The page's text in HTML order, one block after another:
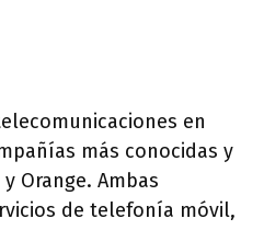
en
más conocidas y
Orange. Ambas
de telefonía móvil,